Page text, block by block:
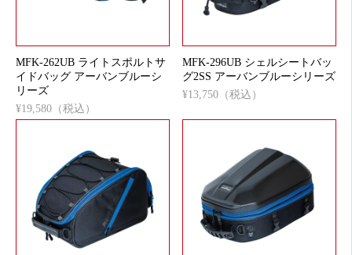
MFK-262UB ライトスポルトサ
イドバッグ アーバンブルーシ
リーズ
¥19,580（税込）
MFK-296UB シェルシートバッ
グ2SS アーバンブルーシリーズ
¥13,750（税込）